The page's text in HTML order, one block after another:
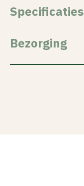
Specificaties
Bezorging